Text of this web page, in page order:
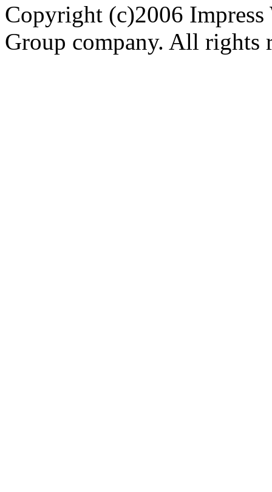
Copyright (c)2006 Impress
Group company. All rights